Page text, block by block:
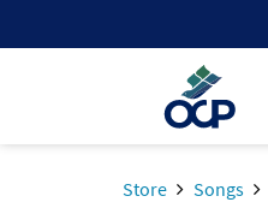
Store Songs